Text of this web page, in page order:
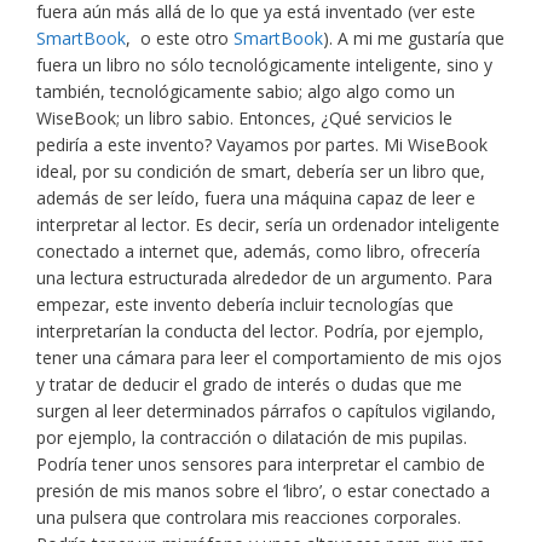
fuera aún más allá de lo que ya está inventado (ver este
SmartBook, o este otro SmartBook). A mi me gustaría que
fuera un libro no sólo tecnológicamente inteligente, sino y
también, tecnológicamente sabio; algo algo como un
WiseBook; un libro sabio. Entonces, ¿Qué servicios le
pediría a este invento? Vayamos por partes. Mi WiseBook
ideal, por su condición de smart, debería ser un libro que,
además de ser leído, fuera una máquina capaz de leer e
interpretar al lector. Es decir, sería un ordenador inteligente
conectado a internet que, además, como libro, ofrecería
una lectura estructurada alrededor de un argumento. Para
empezar, este invento debería incluir tecnologías que
interpretarían la conducta del lector. Podría, por ejemplo,
tener una cámara para leer el comportamiento de mis ojos
y tratar de deducir el grado de interés o dudas que me
surgen al leer determinados párrafos o capítulos vigilando,
por ejemplo, la contracción o dilatación de mis pupilas.
Podría tener unos sensores para interpretar el cambio de
presión de mis manos sobre el ‘libro’, o estar conectado a
una pulsera que controlara mis reacciones corporales.